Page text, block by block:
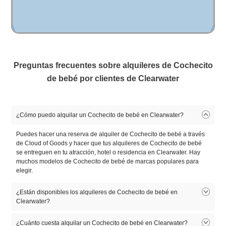
Preguntas frecuentes sobre alquileres de Cochecito
de bebé por clientes de Clearwater
¿Cómo puedo alquilar un Cochecito de bebé en Clearwater?
Puedes hacer una reserva de alquiler de Cochecito de bebé a través
de Cloud of Goods y hacer que tus alquileres de Cochecito de bebé
se entreguen en tu atracción, hotel o residencia en Clearwater. Hay
muchos modelos de Cochecito de bebé de marcas populares para
elegir.
¿Están disponibles los alquileres de Cochecito de bebé en
Clearwater?
Los alquileres de Cochecito de bebé están disponibles en Clearwater.
¿Cuánto cuesta alquilar un Cochecito de bebé en Clearwater?